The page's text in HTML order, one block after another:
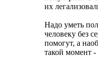
их
Надо уметь
человеку без
помогут, а
такой момент -